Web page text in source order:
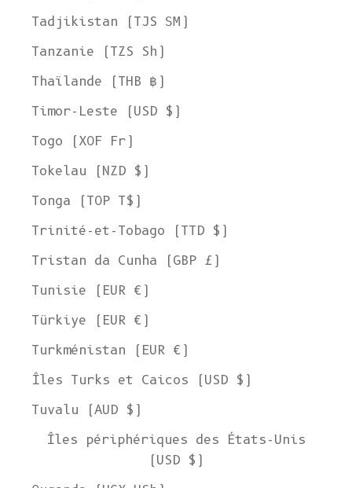
Tadjikistan (TJS ЅМ)
Tanzanie (TZS Sh)
Thaïlande (THB ฿)
Timor-Leste (USD $)
Togo (XOF Fr)
Tokelau (NZD $)
Tonga (TOP T$)
Trinité-et-Tobago (TTD $)
Tristan da Cunha (GBP £)
Tunisie (EUR €)
Türkiye (EUR €)
Turkménistan (EUR €)
Îles Turks et Caicos (USD $)
Tuvalu (AUD $)
Îles périphériques des États-Unis
(USD $)